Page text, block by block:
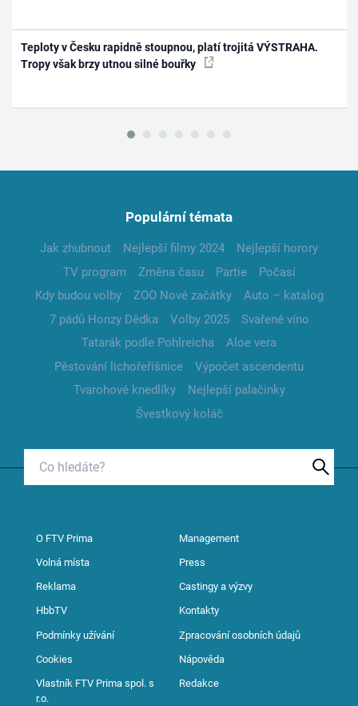
Teploty v Česku rapidně stoupnou, platí trojitá VÝSTRAHA.
Tropy však brzy utnou silné bouřky
Populární témata
Jak zhubnout Nejlepší filmy 2024
Nejlepší horory
TV program
Změna času Partie
Počasí
Kdy budou volby
ZOO Nové začátky
Auto – katalog
7 pádů Honzy Dědka
Volby 2025
Svařené víno
Tatarák podle Pohlreicha
Aloe vera
Pěstování lichořeřišnice
Výpočet ascendentu
Tvarohové knedlíky
Nejlepší palačinky
Švestkový koláč
O FTV Prima Management
Volná místa Press
Reklama Castingy a výzvy
HbbTV Kontakty
Podmínky užívání Zpracování osobních údajů
Cookies Nápověda
Vlastník FTV Prima spol. s
r.o.
Redakce